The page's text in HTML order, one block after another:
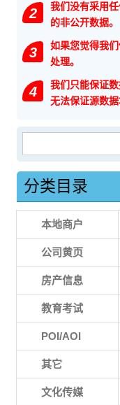
2
我们没有采用
的非公开数据。
3
如果您觉得我
处理。
4
我们只能保证
无法保证源数据
分类目录
本地商户
公司黄页
房产信息
教育考试
POI/AOI
其它
文化传媒